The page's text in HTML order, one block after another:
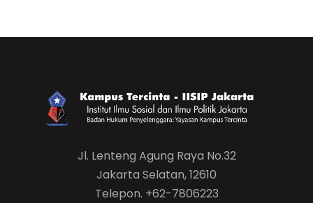
Jl. Lenteng Agung Raya No.32
Jakarta Selatan, 12610
Telepon. +62-7806223